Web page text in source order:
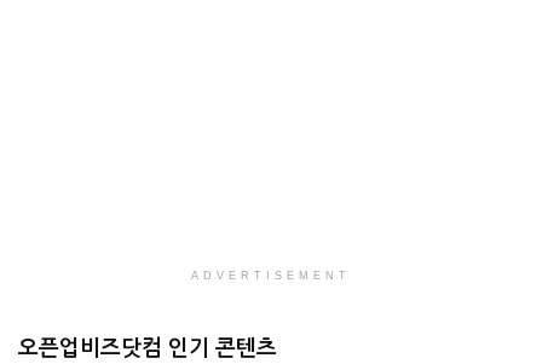
ADVERTISEMENT
오픈업비즈닷컴 인기 콘텐츠